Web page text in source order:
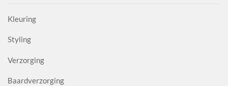
Kleuring
Styling
Verzorging
Baardverzorging